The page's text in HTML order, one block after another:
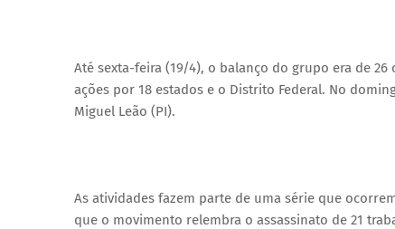
Até sexta-feira (19/4), o balanço do grupo era de
ações por 18 estados e o Distrito Federal. No
Miguel Leão (PI).
As atividades fazem parte de uma série que
que o movimento relembra o assassinato de 21